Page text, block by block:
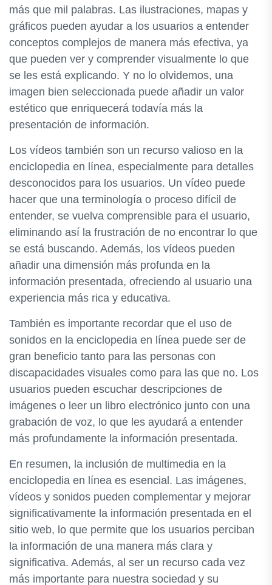
más que mil palabras. Las ilustraciones, mapas y
gráficos pueden ayudar a los usuarios a entender
conceptos complejos de manera más efectiva, ya
que pueden ver y comprender visualmente lo que
se les está explicando. Y no lo olvidemos, una
imagen bien seleccionada puede añadir un valor
estético que enriquecerá todavía más la
presentación de información.
Los vídeos también son un recurso valioso en la
enciclopedia en línea, especialmente para detalles
desconocidos para los usuarios. Un vídeo puede
hacer que una terminología o proceso difícil de
entender, se vuelva comprensible para el usuario,
eliminando así la frustración de no encontrar lo que
se está buscando. Además, los vídeos pueden
añadir una dimensión más profunda en la
información presentada, ofreciendo al usuario una
experiencia más rica y educativa.
También es importante recordar que el uso de
sonidos en la enciclopedia en línea puede ser de
gran beneficio tanto para las personas con
discapacidades visuales como para las que no. Los
usuarios pueden escuchar descripciones de
imágenes o leer un libro electrónico junto con una
grabación de voz, lo que les ayudará a entender
más profundamente la información presentada.
En resumen, la inclusión de multimedia en la
enciclopedia en línea es esencial. Las imágenes,
vídeos y sonidos pueden complementar y mejorar
significativamente la información presentada en el
sitio web, lo que permite que los usuarios perciban
la información de una manera más clara y
significativa. Además, al ser un recurso cada vez
más importante para nuestra sociedad y su